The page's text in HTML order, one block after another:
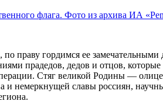
праву гордимся ее
прадедов, дедов и отцов, которые
Стяг великой Родины —
и немеркнущей славы россиян,